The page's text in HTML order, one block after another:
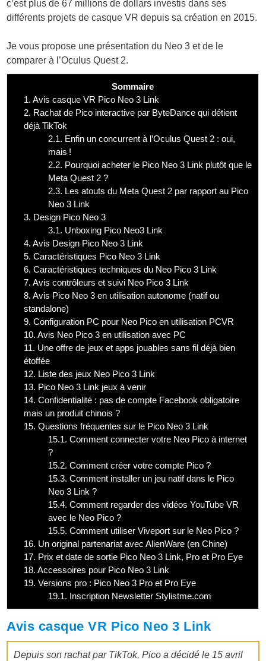
c’est plus de 67 millions de dollars investis dans ses
différents projets de casque VR depuis sa création en 2015.
Je vous propose une présentation du Neo 3 et de le
comparer à l’Oculus Quest 2.
Sommaire
1. Avis casque VR Pico Neo 3 Link
2. Rachat de Pico interactive par ByteDance qui détient
déjà TikTok
2.1. Enfin un concurrent à l’Oculus Quest 2 : oui,
mais !
2.2. Pourquoi acheter le Pico Neo 3 Link plutôt que le
Meta Quest 2 ?
2.3. Les atouts du Meta Quest 2 par rapport au Pico
Neo 3 Link
3. Design Pico Neo 3
3.1. Unboxing Pico Neo3 Link
4. Avis Design Pico Neo 3 Link
5. Caractéristiques Pico Neo 3 Link
6. Caractéristiques techniques du Neo Pico 3 Link
7. Avis contrôleurs et suivi Neo Pico 3 Link
8. Avis Pico Neo 3 en utilisation autonome (natif ou
standalone)
9. Configuration PC pour Neo Pico en utilisation PCVR
10. Avis Neo Pico 3 en utilisation avec PC
11. Une offre de jeux et apps jouables sans fil déjà bien
étoffée
12. Liste des jeux Neo Pico 3 Link
13. Pico Neo 3 Link jeux à venir
14. Confidentialité : pas de compte Facebook obligatoire
mais un produit chinois ?
15. Questions fréquentes sur le Pico Neo 3 Link
15.1. Comment connecter votre Neo Pico à internet
?
15.2. Comment créer votre compte Pico ?
15.3. Comment installer un jeu natif dans le Pico
Neo 3 Link ?
15.4. Comment regarder des vidéos YouTube VR
avec le Neo Pico ?
15.5. Comment utiliser Viveport sur le Neo Pico ?
16. Un original partenariat avec AlienWare (en Chine)
17. Prix et date de sortie Pico Neo 3 Link, Pro et Pro Eye
18. Accessoires pour Pico Neo 3 Link
19. Versions pro : Pico Neo 3 Pro et Pro Eye
19.1. Inscription Newsletter Stylistme.com
Avis casque VR Pico Neo 3 Link
Depuis son rachat par TikTok, Pico a décidé le 15 avril